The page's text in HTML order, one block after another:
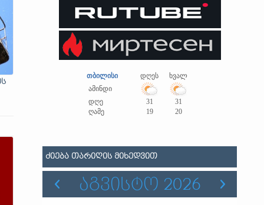
თბილისი დღეს
ხვალ
ამინდი
დღე
31
31
ღამე
19 20
ᲫᲘᲔᲑᲐ ᲗᲐᲠᲘᲦᲘᲡ ᲛᲘᲮᲔᲓᲕᲘᲗ
ᲐᲒᲕᲘᲡᲢᲝ 2026